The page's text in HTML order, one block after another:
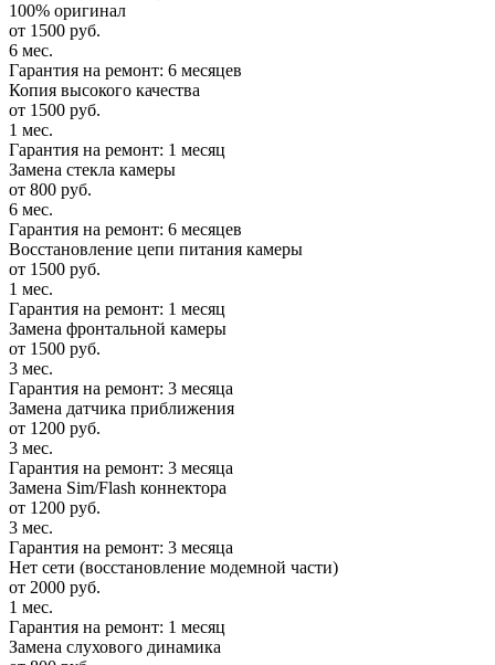
100% оригинал
от 1500 руб.
6 мес.
Гарантия на ремонт: 6 месяцев
Копия высокого качества
от 1500 руб.
1 мес.
Гарантия на ремонт: 1 месяц
Замена стекла камеры
от 800 руб.
6 мес.
Гарантия на ремонт: 6 месяцев
Восстановление цепи питания камеры
от 1500 руб.
1 мес.
Гарантия на ремонт: 1 месяц
Замена фронтальной камеры
от 1500 руб.
3 мес.
Гарантия на ремонт: 3 месяца
Замена датчика приближения
от 1200 руб.
3 мес.
Гарантия на ремонт: 3 месяца
Замена Sim/Flash коннектора
от 1200 руб.
3 мес.
Гарантия на ремонт: 3 месяца
Нет сети (восстановление модемной части)
от 2000 руб.
1 мес.
Гарантия на ремонт: 1 месяц
Замена слухового динамика